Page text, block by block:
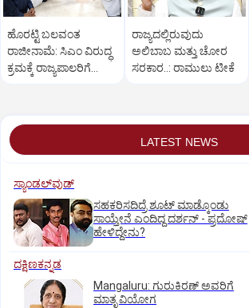
ಹೊರಟ್ಟಿ ಬಲವಂತ
ರಾಜೀನಾಮೆ: ಸಿಎಂ ವಿರುದ್ಧ
ಕ್ರಮಕ್ಕೆ ರಾಜ್ಯಪಾಲರಿಗೆ
ರಾಜ್ಯದಲ್ಲಿರುವುದು
ಅಲಿಬಾಬ ಮತ್ತು ಚೋರ
ಸರಕಾರ..: ರಾಮುಲು ಟೀಕೆ
LATEST NEWS
ಸ್ಯಾಂಡಲ್‌ವುಡ್‌
ಸಹಕರಿಸದಿದ್ರೆ ಶೂಟ್‌ ಮಾಡ್ಕೊಂಡು
ಸಾಯ್ತೇನೆ ಎಂದಿದ್ದ ದರ್ಶನ್‌ - ಪ್ರದೋಷ್‌
ಹೇಳಿದ್ದೇನು?
ದಕ್ಷಿಣಕನ್ನಡ
Mangaluru: ಗುರುಕಿರಣ್ ಅವರಿಗೆ
ಮಾತೃ ವಿಯೋಗ